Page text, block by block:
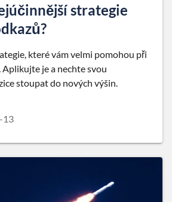
strategie
které vám velmi pomohou při
je a nechte svou
stoupat do nových výšin.
13